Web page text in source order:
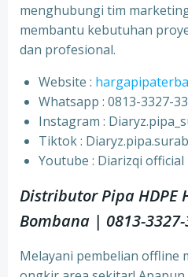
menghubungi tim
membantu kebutuhan
dan profesional.
Website :
Whatsapp : 0813-3327-
⁠Instagram :
⁠Tiktok :
⁠Youtube : Diarizqi official
Distributor Pipa HDPE
Bombana | 0813-
Melayani pembelian offline